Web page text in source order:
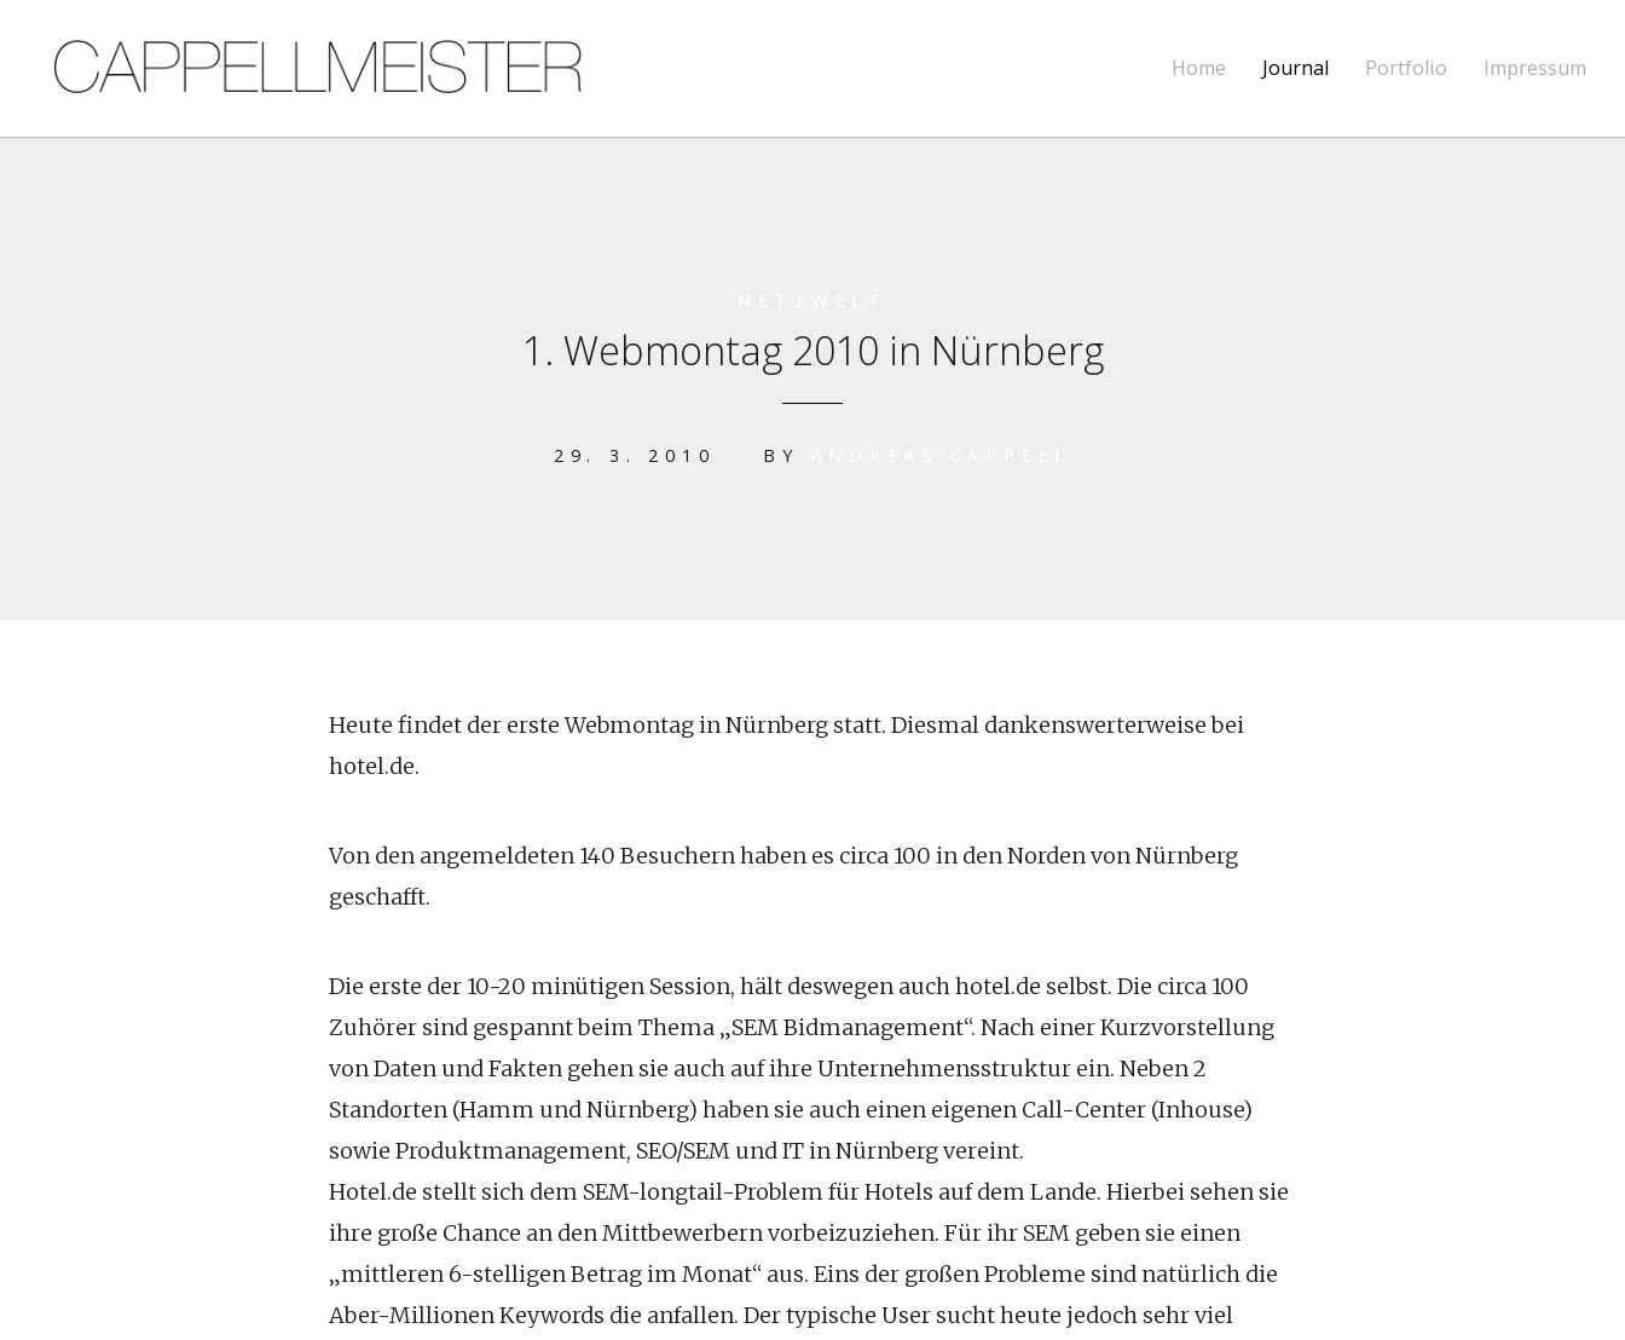
Home Journal Portfolio Impressum
1. Webmontag 2010 in Nürnberg
29. 3. 2010 BY
Heute findet der erste Webmontag in Nürnberg statt. Diesmal dankenswerterweise bei
hotel.de.
Von den angemeldeten 140 Besuchern haben es circa 100 in den Norden von Nürnberg
geschafft.
Die erste der 10-20 minütigen Session, hält deswegen auch hotel.de selbst. Die circa 100
Zuhörer sind gespannt beim Thema „SEM Bidmanagement“. Nach einer Kurzvorstellung
von Daten und Fakten gehen sie auch auf ihre Unternehmensstruktur ein. Neben 2
Standorten (Hamm und Nürnberg) haben sie auch einen eigenen Call-Center (Inhouse)
sowie Produktmanagement, SEO/SEM und IT in Nürnberg vereint.
Hotel.de stellt sich dem SEM-longtail-Problem für Hotels auf dem Lande. Hierbei sehen sie
ihre große Chance an den Mittbewerbern vorbeizuziehen. Für ihr SEM geben sie einen
„mittleren 6-stelligen Betrag im Monat“ aus. Eins der großen Probleme sind natürlich die
Aber-Millionen Keywords die anfallen. Der typische User sucht heute jedoch sehr viel